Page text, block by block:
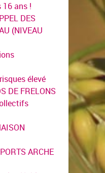
16 ans !
DES
(NIVEAU
élevé
DE FRELONS
ARCHE